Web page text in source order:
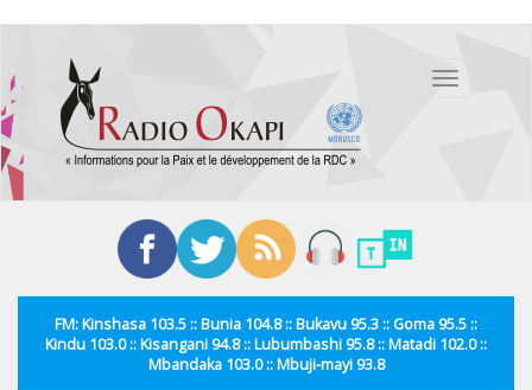
contenu
principal
Toggle
FM: Kinshasa 103.5 :: Bunia 104.8 :: Bukavu 95.3 :: Goma 95.5 ::
Kindu 103.0 :: Kisangani 94.8 :: Lubumbashi 95.8 :: Matadi 102.0 ::
Mbandaka 103.0 :: Mbuji-mayi 93.8